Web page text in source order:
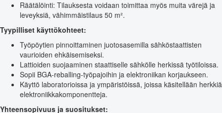
Räätälöinti: Tilauksesta voidaan toimittaa myös muita värejä ja
leveyksiä, vähimmäistilaus 50 m².
Tyypilliset käyttökohteet:
Työpöytien pinnoittaminen juotosasemilla sähköstaattisten
vaurioiden ehkäisemiseksi.
Lattioiden suojaaminen staattiselle sähkölle herkissä työtiloissa.
Sopii BGA-reballing-työpajoihin ja elektroniikan korjaukseen.
Käyttö laboratorioissa ja ympäristöissä, joissa käsitellään herkkiä
elektroniikkakomponentteja.
Yhteensopivuus ja suositukset: